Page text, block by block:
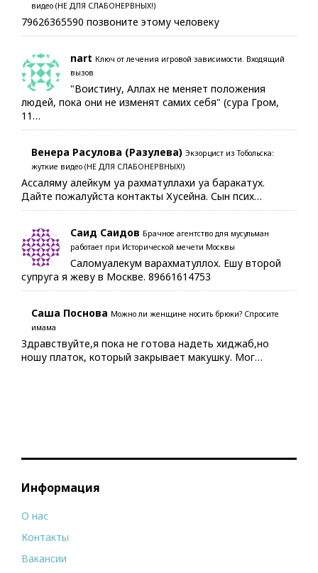
видео (НЕ ДЛЯ СЛАБОНЕРВНЫХ!)
79626365590 позвоните этому человеку
nart Ключ от лечения игровой зависимости. Входящий
вызов
"Воистину, Аллах не меняет положения
людей, пока они не изменят самих себя" (сура Гром,
11…
Венера Расулова (Разулева) Экзорцист из Тобольска:
жуткие видео (НЕ ДЛЯ СЛАБОНЕРВНЫХ!)
Ассаляму алейкум уа рахматуллахи уа баракатух.
Дайте пожалуйста контакты Хусейна. Сын псих…
Саид Саидов Брачное агентство для мусульман
работает при Исторической мечети Москвы
Саломуалекум варахматуллох. Ешу второй
супруга я жеву в Москве. 89661614753
Саша Поснова Можно ли женщине носить брюки? Спросите
имама
Здравствуйте,я пока не готова надеть хиджаб,но
ношу платок, который закрывает макушку. Мог…
Информация
О нас
Контакты
Вакансии